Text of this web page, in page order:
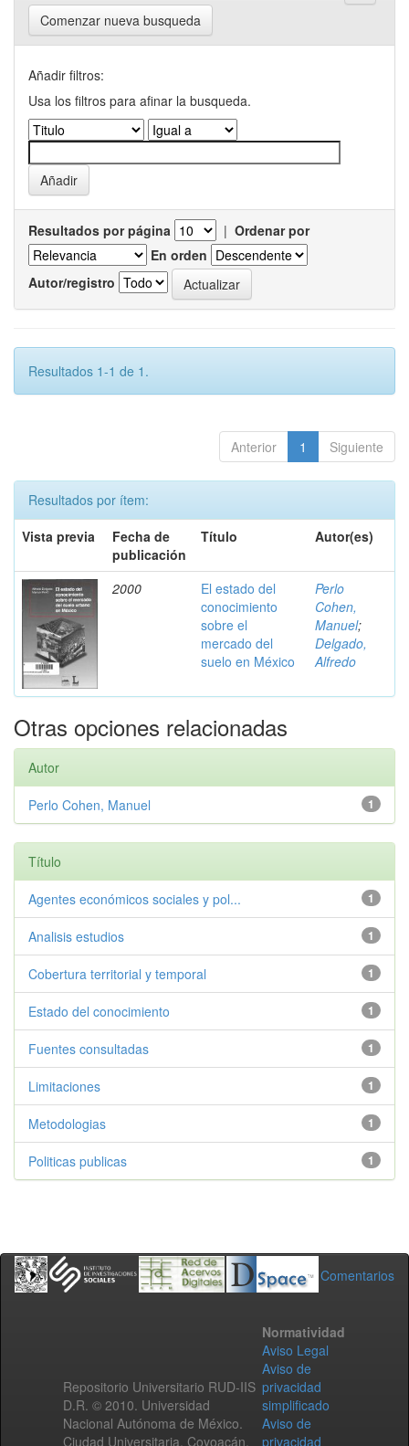
Comenzar nueva busqueda
Añadir filtros:
Usa los filtros para afinar la busqueda.
Resultados por página | Ordenar por
En orden
Autor/registro
Resultados 1-1 de 1.
Anterior 1 Siguiente
Resultados por ítem:
Vista previa
Fecha de
publicación
Título Autor(es)
2000
El estado del
conocimiento
sobre el
mercado del
suelo en México
Perlo
Cohen,
Manuel;
Delgado,
Alfredo
Otras opciones relacionadas
Autor
1
Perlo Cohen, Manuel
Título
1
Agentes económicos sociales y pol...
1
Analisis estudios
1
Cobertura territorial y temporal
1
Estado del conocimiento
1
Fuentes consultadas
1
Limitaciones
1
Metodologias
1
Politicas publicas
Comentarios
Repositorio Universitario RUD-IIS
D.R. © 2010. Universidad
Nacional Autónoma de México.
Ciudad Universitaria, Coyoacán,
Normatividad
Aviso Legal
Aviso de
privacidad
simplificado
Aviso de
privacidad